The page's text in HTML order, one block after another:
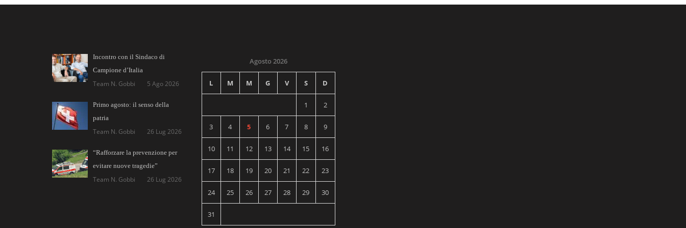
Incontro con il Sindaco di
Campione d’Italia
Team N. Gobbi 5 Ago 2026
Primo agosto: il senso della
patria
Team N. Gobbi 26 Lug 2026
“Rafforzare la prevenzione per
evitare nuove tragedie”
Team N. Gobbi 26 Lug 2026
Agosto 2026
L M M G V S D
1 2
3 4 5 6 7 8 9
10 11 12 13 14 15 16
17 18 19 20 21 22 23
24 25 26 27 28 29 30
31